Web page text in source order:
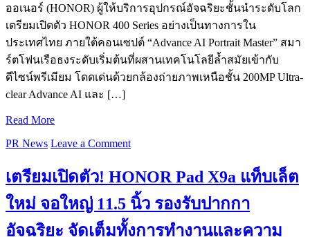
ออเนอร์ (HONOR) ผู้ให้บริการอุปกรณ์อัจฉริยะชั้นนำระดับโลก
เตรียมเปิดตัว HONOR 400 Series อย่างเป็นทางการใน
ประเทศไทย ภายใต้คอนเซปต์ “Advance AI Portrait Master” สมา
ร์ตโฟนเรือธงระดับเริ่มต้นที่ผสานเทคโนโลยีล้ำสมัยเข้ากับ
ดีไซน์พรีเมียม โดดเด่นด้วยกล้องถ่ายภาพเหนือชั้น 200MP Ultra-
clear Advance AI และ […]
Read More
PR News Leave a Comment
เตรียมเปิดตัว! HONOR Pad X9a แท็บเล็ต
ใหม่ จอใหญ่ 11.5 นิ้ว รองรับปากกา
อัจฉริยะ จัดเต็มทั้งการทำงานและความ